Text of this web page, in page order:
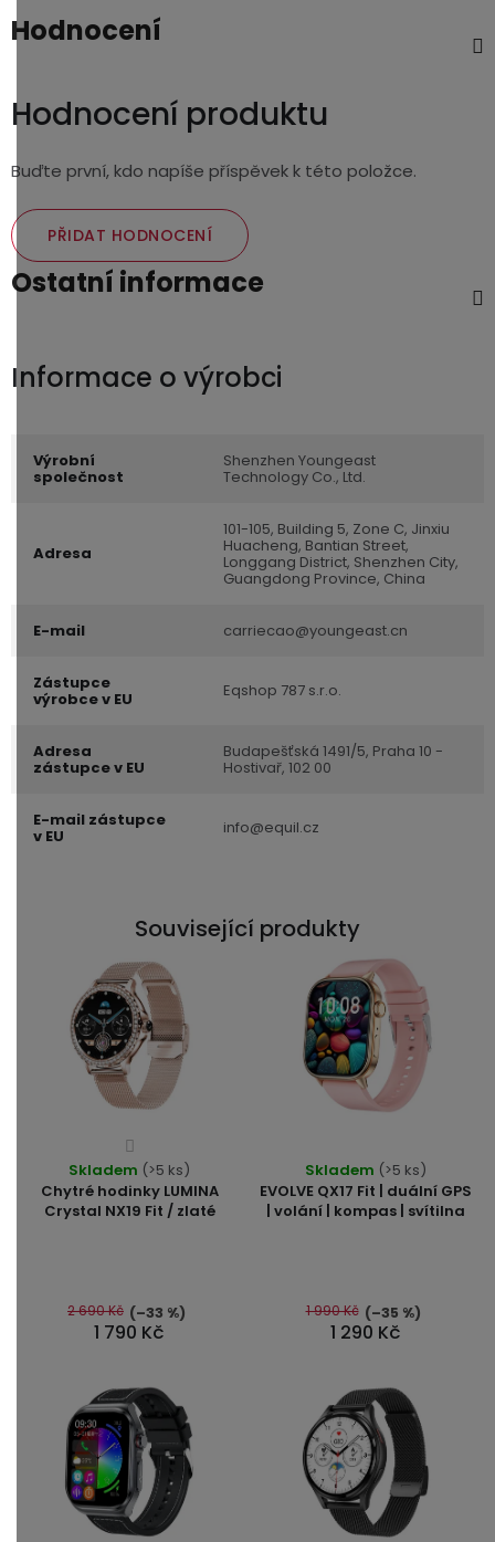
Hodnocení
Hodnocení produktu
Buďte první, kdo napíše příspěvek k této položce.
PŘIDAT HODNOCENÍ
Ostatní informace
Výrobní
společnost
Shenzhen Youngeast
Technology Co., Ltd.
Adresa
101-105, Building 5, Zone C, Jinxiu
Huacheng, Bantian Street,
Longgang District, Shenzhen City,
Guangdong Province, China
E-mail carriecao@youngeast.cn
Zástupce
výrobce v EU Eqshop 787 s.r.o.
Adresa
zástupce v EU
Budapešťská 1491/5, Praha 10 -
Hostivař, 102 00
E-mail zástupce
v EU info@equil.cz
Související produkty
Chytré hodinky LUMINA
Crystal NX19 Fit / zlaté
Průměrné
hodnocení
produktu
je
5
hvězdiček.
Skladem (>5 ks)
1 790 Kč
2 690 Kč (–33 %)
EVOLVE QX17 Fit | duální GPS
| volání | kompas | svítilna
Skladem (>5 ks)
1 290 Kč
1 990 Kč (–35 %)